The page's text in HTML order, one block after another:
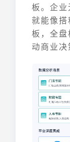
板。企业
就能像
板，全
动商业决